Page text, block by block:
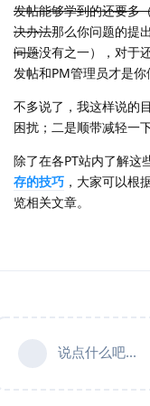
发帖能够学到的还要多
决办法那么你问题的提
问题没有之一），对于
发帖和PM管理员才是
不多说了，我这样说的
困扰；二是顺带减轻一
除了在各PT站内了解这
存的技巧 ，大家可以根
览相关文章。
说点什么吧...